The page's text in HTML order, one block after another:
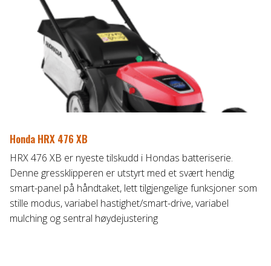
Honda HRX 476 XB
HRX 476 XB er nyeste tilskudd i Hondas batteriserie.
Denne gressklipperen er utstyrt med et svært hendig
smart-panel på håndtaket, lett tilgjengelige funksjoner som
stille modus, variabel hastighet/smart-drive, variabel
mulching og sentral høydejustering